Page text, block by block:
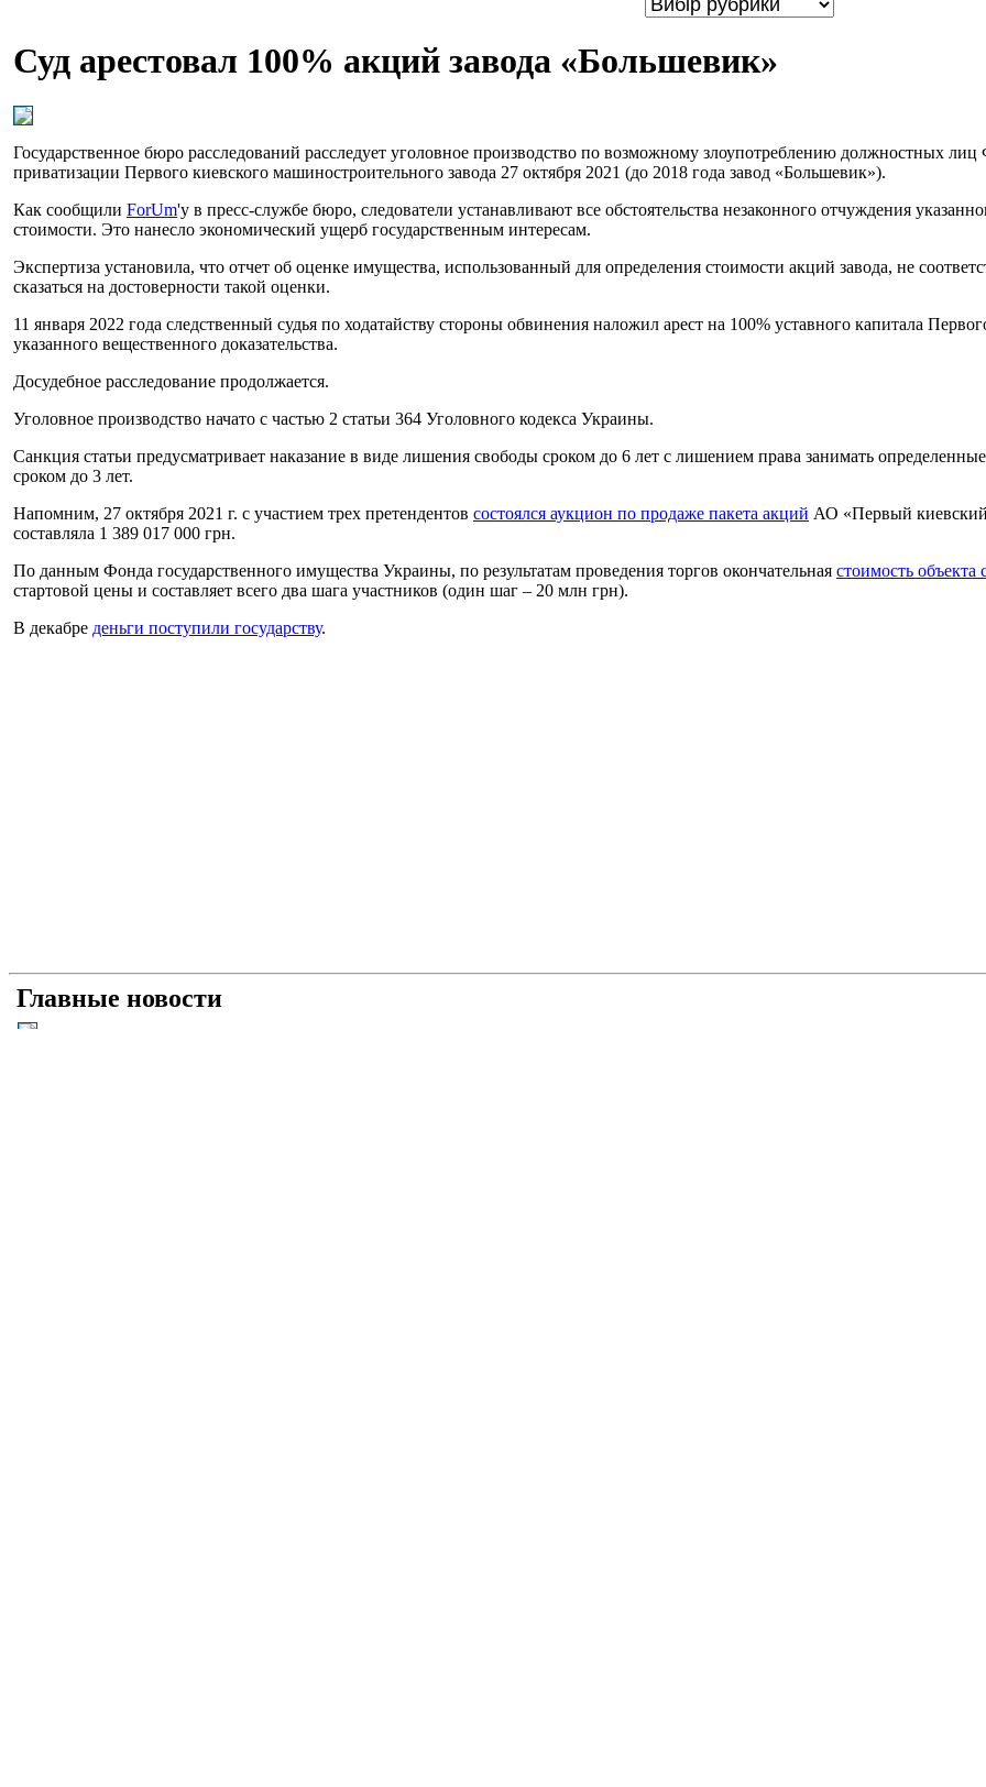
Суд арестовал 100% акций завода «Большевик»
Государственное бюро расследований расследует уголовное производство по возможному злоупотреблению должностных
приватизации Первого киевского машиностроительного завода 27 октября 2021 (до 2018 года завод «Большевик»).
Как сообщили ForUm'у в пресс-службе бюро, следователи устанавливают все обстоятельства незаконного отчуждения
стоимости. Это нанесло экономический ущерб государственным интересам.
Экспертиза установила, что отчет об оценке имущества, использованный для определения стоимости акций завода, не
сказаться на достоверности такой оценки.
11 января 2022 года следственный судья по ходатайству стороны обвинения наложил арест на 100% уставного капитала
указанного вещественного доказательства.
Досудебное расследование продолжается.
Уголовное производство начато с частью 2 статьи 364 Уголовного кодекса Украины.
Санкция статьи предусматривает наказание в виде лишения свободы сроком до 6 лет с лишением права занимать
сроком до 3 лет.
Напомним, 27 октября 2021 г. с участием трех претендентов состоялся аукцион по продаже пакета акций АО «Первый киевский
составляла 1 389 017 000 грн.
По данным Фонда государственного имущества Украины, по результатам проведения торгов окончательная стоимость объекта
стартовой цены и составляет всего два шага участников (один шаг – 20 млн грн).
В декабре деньги поступили государству.
Главные новости